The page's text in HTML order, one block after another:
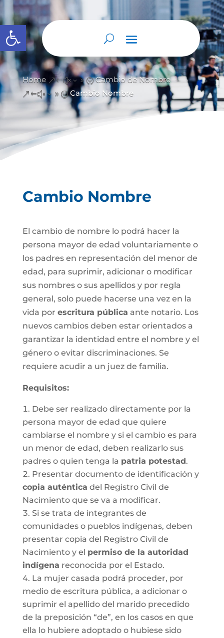
Abrir barra de herramientas
Home &#x39; Cambio de Nombre
&#x39; Cambio Nombre
Cambio Nombre
El cambio de nombre lo podrá hacer la
persona mayor de edad voluntariamente o
los padres en representación del menor de
edad, para suprimir, adicionar o modificar
sus nombres o sus apellidos y por regla
general, solo puede hacerse una vez en la
vida por escritura pública ante notario. Los
nuevos cambios deben estar orientados a
garantizar la identidad entre el nombre y el
género o evitar discriminaciones. Se
requiere acudir a un juez de familia.
Requisitos:
Debe ser realizado directamente por la
persona mayor de edad que quiere
cambiarse el nombre y si el cambio es para
un menor de edad, deben realizarlo sus
padres o quien tenga la patria potestad.
Presentar documento de identificación y
copia auténtica del Registro Civil de
Nacimiento que se va a modificar.
Si se trata de integrantes de
comunidades o pueblos indígenas, deben
presentar copia del Registro Civil de
Nacimiento y el permiso de la autoridad
indígena reconocida por el Estado.
La mujer casada podrá proceder, por
medio de escritura pública, a adicionar o
suprimir el apellido del marido precedido
de la preposición “de”, en los casos en que
ella lo hubiere adoptado o hubiese sido